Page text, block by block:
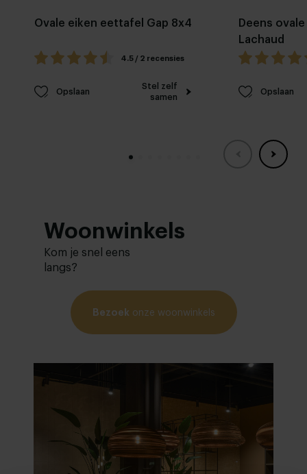
Ovale eiken eettafel Gap 8x4
4.5 / 2 recensies
Opslaan
Stel zelf
samen
Deens
Lachaud
Opslaan
Woonwinkels
Kom je snel eens
langs?
Bezoek onze woonwinkels